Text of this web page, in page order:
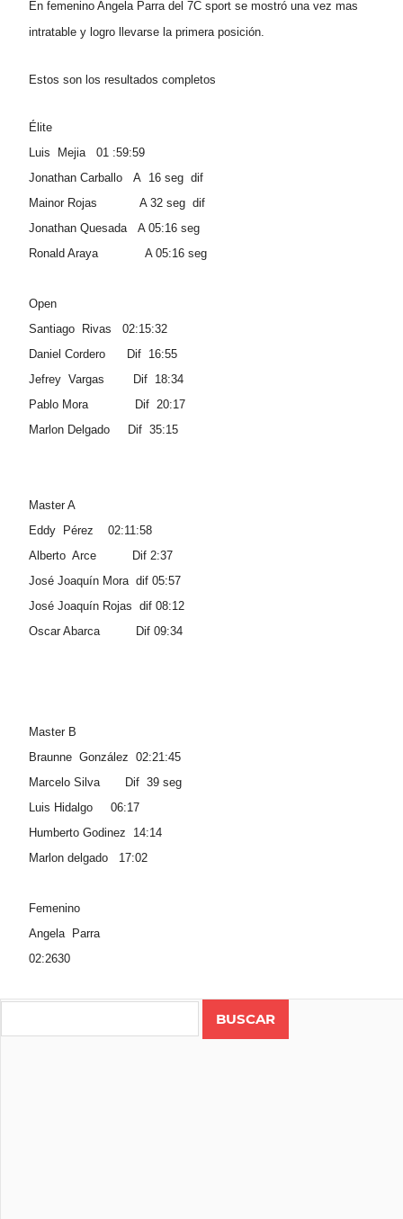
En femenino Angela Parra del 7C sport se mostró una vez mas
intratable y logro llevarse la primera posición.
Estos son los resultados completos
Élite
Luis Mejia 01 :59:59
Jonathan Carballo A 16 seg dif
Mainor Rojas A 32 seg dif
Jonathan Quesada A 05:16 seg
Ronald Araya A 05:16 seg
Open
Santiago Rivas 02:15:32
Daniel Cordero Dif 16:55
Jefrey Vargas Dif 18:34
Pablo Mora Dif 20:17
Marlon Delgado Dif 35:15
Master A
Eddy Pérez 02:11:58
Alberto Arce Dif 2:37
José Joaquín Mora dif 05:57
José Joaquín Rojas dif 08:12
Oscar Abarca Dif 09:34
Master B
Braunne González 02:21:45
Marcelo Silva Dif 39 seg
Luis Hidalgo 06:17
Humberto Godinez 14:14
Marlon delgado 17:02
Femenino
Angela Parra
02:2630